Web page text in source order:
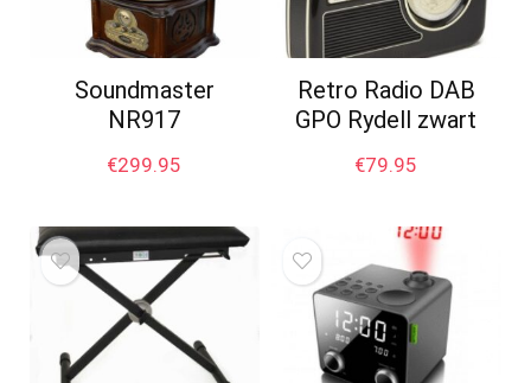
Soundmaster
NR917
€299.95
Retro Radio DAB
GPO Rydell zwart
€79.95